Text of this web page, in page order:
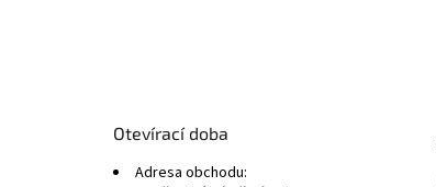
Otevírací doba
Adresa obchodu: